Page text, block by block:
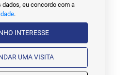
eu concordo com a
.
TENHO INTERESSE
AGENDAR UMA VISITA